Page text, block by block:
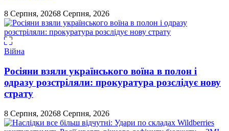
8 Серпня, 20268 Серпня, 2026
Війна
Росіяни взяли українського воїна в полон і
одразу розстріляли: прокуратура розслідує нову
страту
8 Серпня, 20268 Серпня, 2026